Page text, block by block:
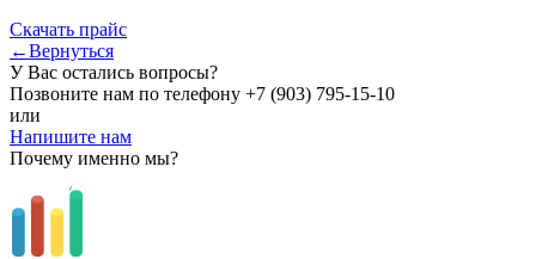
Скачать прайс
←Вернуться
У Вас остались вопросы?
Позвоните нам по телефону +7 (903) 795-15-10
или
Напишите нам
Почему именно мы?